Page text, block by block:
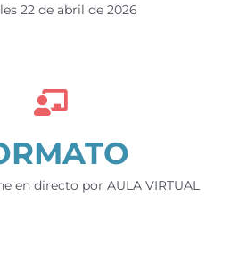
22 de abril de 2026
en directo por AULA VIRTUAL